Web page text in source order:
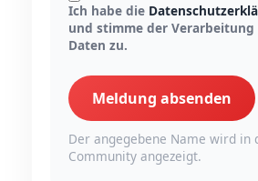
Ich habe die
und stimme der Verarbeitung
Daten zu.
Meldung absenden
Der angegebene Name wird in
Community angezeigt.